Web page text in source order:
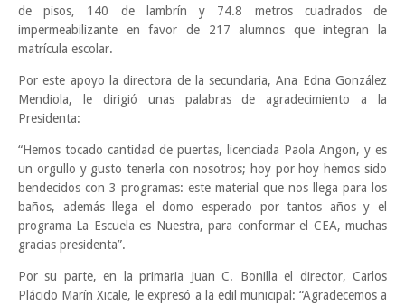
de pisos, 140 de lambrín y 74.8 metros cuadrados de
impermeabilizante en favor de 217 alumnos que integran la
matrícula escolar.
Por este apoyo la directora de la secundaria, Ana Edna González
Mendiola, le dirigió unas palabras de agradecimiento a la
Presidenta:
“Hemos tocado cantidad de puertas, licenciada Paola Angon, y es
un orgullo y gusto tenerla con nosotros; hoy por hoy hemos sido
bendecidos con 3 programas: este material que nos llega para los
baños, además llega el domo esperado por tantos años y el
programa La Escuela es Nuestra, para conformar el CEA, muchas
gracias presidenta”.
Por su parte, en la primaria Juan C. Bonilla el director, Carlos
Plácido Marín Xicale, le expresó a la edil municipal: “Agradecemos a